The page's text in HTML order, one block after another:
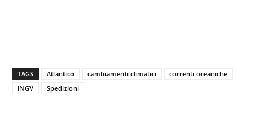
TAGS Atlantico cambiamenti climatici
correnti oceaniche
INGV
Spedizioni